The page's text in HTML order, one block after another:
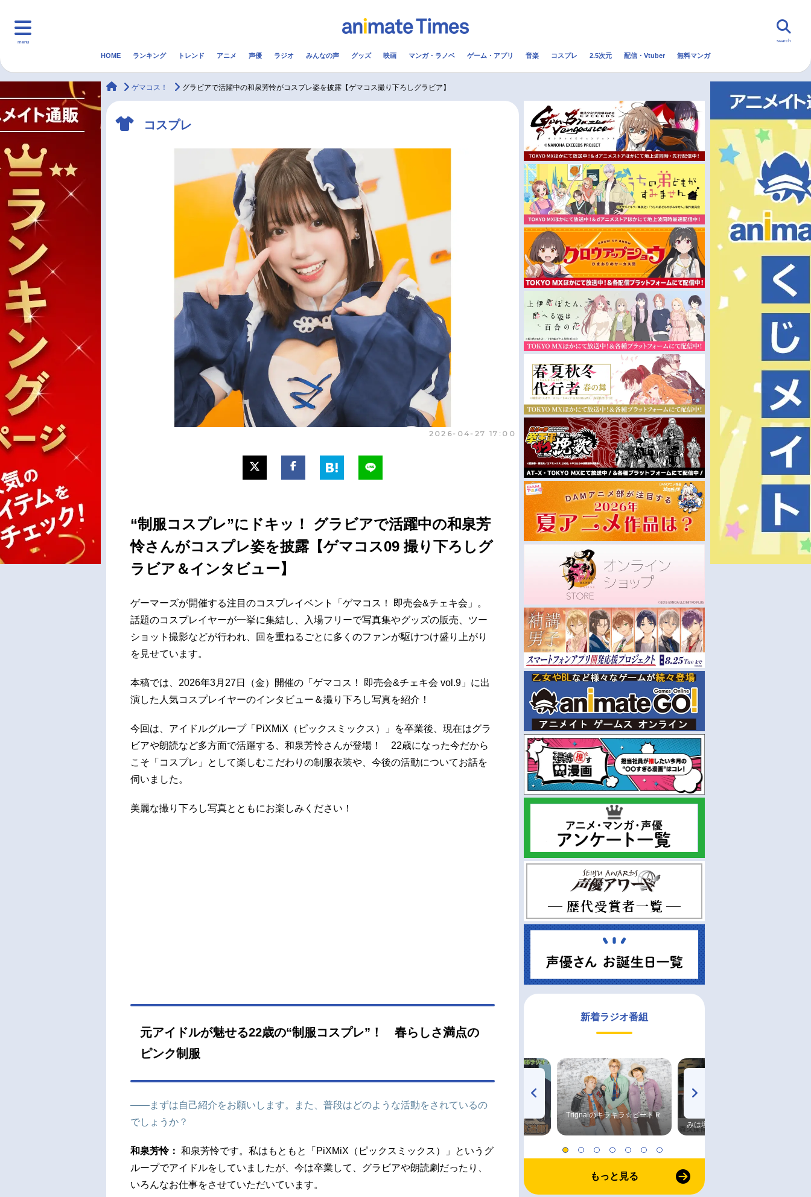
menu
マンガ・ラノベ ゲーム・アプリ 配信・Vtuber トレンド 無料マンガ
最新記事一覧
アニメ記事一覧
声優記事一覧
アニメ映画一覧
実写化映画一覧
男性声優/女性声優一覧
今期アニメ曜日別一覧 秋アニメ
冬アニメ
FOLLOW US
search
HOME ランキング トレンド アニメ 声優 ラジオ みんなの声 グッズ 映画 マンガ・ラノベ ゲーム・アプリ 音楽 コスプレ 2.5次元 配信・Vtuber 無料マンガ
animateTimes
ゲマコス！ グラビアで活躍中の和泉芳怜がコスプレ姿を披露【ゲマコス撮り下ろしグラビア】
コスプレ
2026-04-27 17:00
“制服コスプレ”にドキッ！ グラビアで活躍中の和泉芳
怜さんがコスプレ姿を披露【ゲマコス09 撮り下ろしグ
ラビア＆インタビュー】
ゲーマーズが開催する注目のコスプレイベント「ゲマコス！ 即売会&チェキ会」。
話題のコスプレイヤーが一挙に集結し、入場フリーで写真集やグッズの販売、ツー
ショット撮影などが行われ、回を重ねるごとに多くのファンが駆けつけ盛り上がり
を見せています。
本稿では、2026年3月27日（金）開催の「ゲマコス！ 即売会&チェキ会 vol.9」に出
演した人気コスプレイヤーのインタビュー＆撮り下ろし写真を紹介！
今回は、アイドルグループ「PiXMiX（ピックスミックス）」を卒業後、現在はグラ
ビアや朗読など多方面で活躍する、和泉芳怜さんが登場！ 22歳になった今だから
こそ「コスプレ」として楽しむこだわりの制服衣装や、今後の活動についてお話を
伺いました。
美麗な撮り下ろし写真とともにお楽しみください！
元アイドルが魅せる22歳の“制服コスプレ”！ 春らしさ満点の
ピンク制服
――まずは自己紹介をお願いします。また、普段はどのような活動をされているの
でしょうか？
和泉芳怜： 和泉芳怜です。私はもともと「PiXMiX（ピックスミックス）」というグ
ループでアイドルをしていましたが、今は卒業して、グラビアや朗読劇だったり、
いろんなお仕事をさせていただいています。
新着ラジオ番組
Trignalのキラキラ☆ビートＲ
みは塩だけ
もっと見る